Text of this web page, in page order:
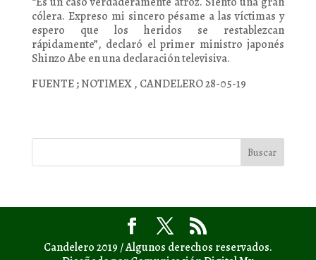
cólera. Expreso mi sincero pésame a las víctimas y
espero que los heridos se restablezcan
rápidamente”, declaró el primer ministro japonés
Shinzo Abe en una declaración televisiva.
FUENTE ; NOTIMEX , CANDELERO 28-05-19
Candelero 2019 / Algunos derechos reservados.